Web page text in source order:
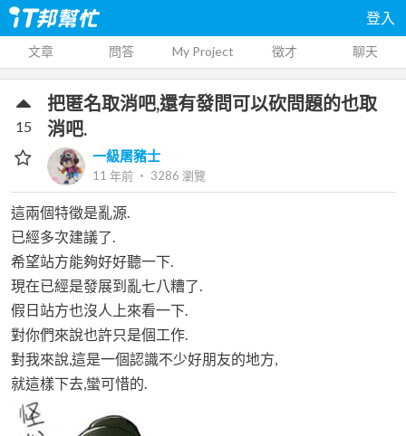
登入
文章 問答 My Project 徵才 聊天
把匿名取消吧,還有發問可以砍問題的也取
消吧.
一級屠豬士
11 年前 ‧ 3286 瀏覽
15
這兩個特徵是亂源.
已經多次建議了.
希望站方能夠好好聽一下.
現在已經是發展到亂七八糟了.
假日站方也沒人上來看一下.
對你們來說也許只是個工作.
對我來說,這是一個認識不少好朋友的地方,
就這樣下去,蠻可惜的.